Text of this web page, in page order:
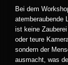
Bei dem
atemberaubende
ist keine
oder teure
sondern der
ausmacht, was